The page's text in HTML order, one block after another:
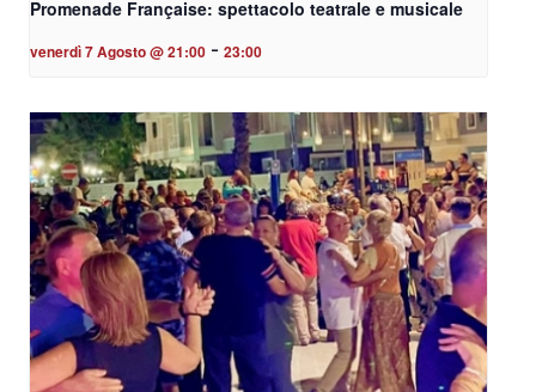
Promenade Française: spettacolo teatrale e musicale
venerdì 7 Agosto @ 21:00 - 23:00